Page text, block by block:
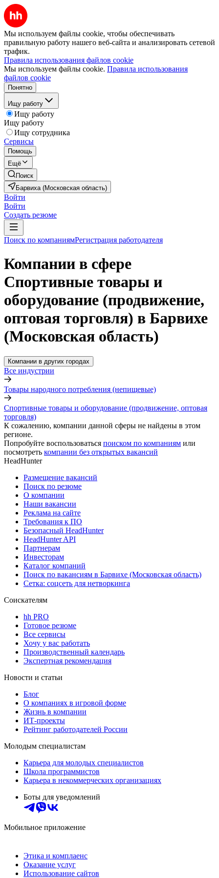
Мы используем файлы cookie, чтобы обеспечивать
правильную работу нашего веб-сайта и анализировать сетевой
трафик.
Правила использования файлов cookie
Мы используем файлы cookie. Правила использования
файлов cookie
Понятно
Ищу работу
Ищу работу
Ищу работу
Ищу сотрудника
Сервисы
Помощь
Ещё
Поиск
Барвиха (Московская область)
Войти
Войти
Создать резюме
Поиск по компаниямРегистрация работодателя
Компании в сфере
Спортивные товары и
оборудование (продвижение,
оптовая торговля) в Барвихе
(Московская область)
Компании в других городах
Все индустрии
Товары народного потребления (непищевые)
Спортивные товары и оборудование (продвижение, оптовая
торговля)
К сожалению, компании данной сферы не найдены в этом
регионе.
Попробуйте воспользоваться поиском по компаниям или
посмотреть компании без открытых вакансий
HeadHunter
Размещение вакансий
Поиск по резюме
О компании
Наши вакансии
Реклама на сайте
Требования к ПО
Безопасный HeadHunter
HeadHunter API
Партнерам
Инвесторам
Каталог компаний
Поиск по вакансиям в Барвихе (Московская область)
Сетка: соцсеть для нетворкинга
Соискателям
hh PRO
Готовое резюме
Все сервисы
Хочу у вас работать
Производственный календарь
Экспертная рекомендация
Новости и статьи
Блог
О компаниях в игровой форме
Жизнь в компании
ИТ-проекты
Рейтинг работодателей России
Молодым специалистам
Карьера для молодых специалистов
Школа программистов
Карьера в некоммерческих организациях
Боты для уведомлений
Мобильное приложение
Этика и комплаенс
Оказание услуг
Использование сайтов